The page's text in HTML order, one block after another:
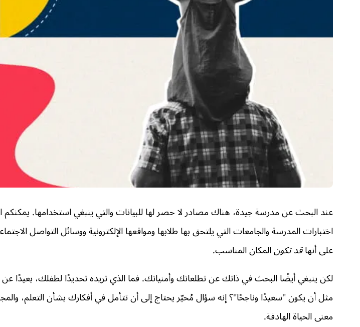
عند البحث عن مدرسة جيدة، هناك مصادر لا حصر لها للبيانات والتي ينبغي استخدامها. يمكنكم
اختبارات المدرسة والجامعات التي يلتحق بها طلابها ومواقعها الإلكترونية ووسائل التواصل
على أنهاقد تكونالمكان المناسب.
لكن ينبغي أيضًا البحث في ذاتك عن تطلعاتك وأمنياتك. فما الذي تريده تحديدًا لطفلك، بعيدًا عن
مثل أن يكون "سعيدًا وناجحًا"؟ إنه سؤال مُحيّر يحتاج إلى أن تتأمل في أفكارك بشأن التعلم،
معنى الحياة الهادفة.